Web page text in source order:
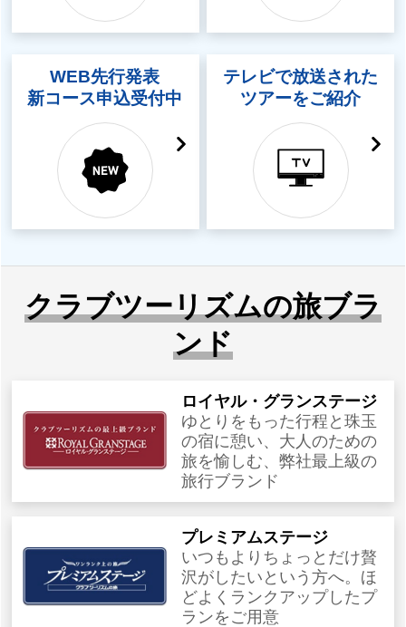
WEB先行発表
新コース申込受付中
テレビで放送された
ツアーをご紹介
クラブツーリズムの旅ブラ
ンド
ロイヤル・グランステージ
ゆとりをもった行程と珠玉
の宿に憩い、大人のための
旅を愉しむ、弊社最上級の
旅行ブランド
プレミアムステージ
いつもよりちょっとだけ贅
沢がしたいという方へ。ほ
どよくランクアップしたプ
ランをご用意